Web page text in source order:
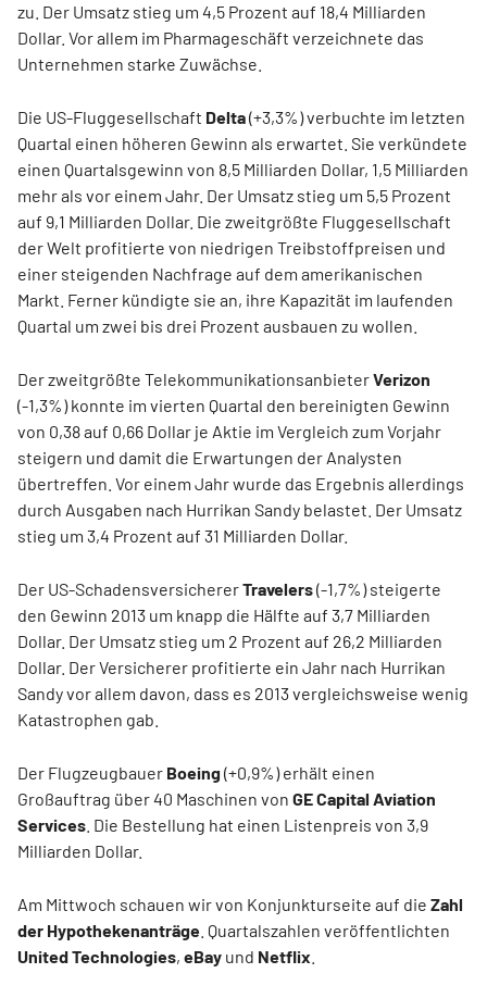
zu. Der Umsatz stieg um 4,5 Prozent auf 18,4 Milliarden
Dollar. Vor allem im Pharmageschäft verzeichnete das
Unternehmen starke Zuwächse.
Die US-Fluggesellschaft Delta(+3,3%) verbuchte im letzten
Quartal einen höheren Gewinn als erwartet. Sie verkündete
einen Quartalsgewinn von 8,5 Milliarden Dollar, 1,5 Milliarden
mehr als vor einem Jahr. Der Umsatz stieg um 5,5 Prozent
auf 9,1 Milliarden Dollar. Die zweitgrößte Fluggesellschaft
der Welt profitierte von niedrigen Treibstoffpreisen und
einer steigenden Nachfrage auf dem amerikanischen
Markt. Ferner kündigte sie an, ihre Kapazität im laufenden
Quartal um zwei bis drei Prozent ausbauen zu wollen.
Der zweitgrößte TelekommunikationsanbieterVerizon
(-1,3%) konnte im vierten Quartal den bereinigten Gewinn
von 0,38 auf 0,66 Dollar je Aktie im Vergleich zum Vorjahr
steigern und damit die Erwartungen der Analysten
übertreffen. Vor einem Jahr wurde das Ergebnis allerdings
durch Ausgaben nach Hurrikan Sandy belastet. Der Umsatz
stieg um 3,4 Prozent auf 31 Milliarden Dollar.
Der US-SchadensversichererTravelers(-1,7%) steigerte
den Gewinn 2013 um knapp die Hälfte auf 3,7 Milliarden
Dollar. Der Umsatz stieg um 2 Prozent auf 26,2 Milliarden
Dollar. Der Versicherer profitierte ein Jahr nach Hurrikan
Sandy vor allem davon, dass es 2013 vergleichsweise wenig
Katastrophen gab.
Der Flugzeugbauer Boeing(+0,9%) erhält einen
Großauftrag über 40 Maschinen von GE Capital Aviation
Services . Die Bestellung hat einen Listenpreis von 3,9
Milliarden Dollar.
Am Mittwoch schauen wir von Konjunkturseite auf die Zahl
der Hypothekenanträge . Quartalszahlen veröffentlichten
United Technologies, eBay und Netflix